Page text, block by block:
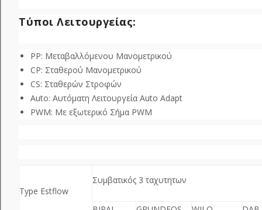
Τύποι Λειτουργείας:
PP: Μεταβαλλόμενου Μανομετρικού
CP: Σταθερού Μανομετρικού
CS: Σταθερών Στροφών
Auto: Αυτόματη Λειτουργεία Auto Adapt
PWM: Με εξωτερικό Σήμα PWM
Type Estflow
Συμβατικός 3 ταχυτητων